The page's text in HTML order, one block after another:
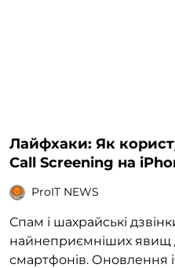
Лайфхаки: Як
Call Screening на
ProIT NEWS
Спам і шахрайські
найнеприємніших явищ
смартфонів. Оновлення